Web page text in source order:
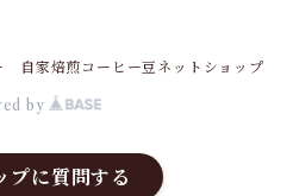
自家焙煎コーヒー豆ネットショップ
by
プに質問する